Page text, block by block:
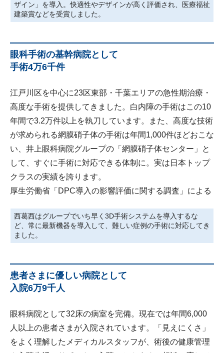
ザイン」を導入。快適性やデザインが高く評価され、医療福祉
建築賞などを受賞しました。
眼科手術の基幹病院として
手術4万6千件
江戸川区を中心に23区東部・千葉エリアの急性期治療・
高度な手術を提供してきました。白内障の手術はこの10
年間で3.2万件以上を執刀しています。また、高度な技術
が求められる網膜硝子体の手術は年間1,000件ほどおこな
い、井上眼科病院グループの「網膜硝子体センター」と
して、すぐに手術に対応できる体制に。実は日本トップ
クラスの実績を誇ります。
厚生労働省「DPC導入の影響評価に関する調査」による
西葛西はグループでいち早く3D手術システムを導入するな
ど、常に最新機器を導入して、難しい症例の手術に対応してき
ました。
患者さまに優しい病院として
入院6万9千人
眼科病院として32床の病室を完備。現在では年間6,000
人以上の患者さまが入院されています。「見えにくさ」
をよく理解したメディカルスタッフが、術後の健康管理